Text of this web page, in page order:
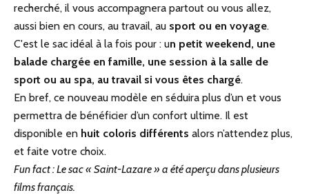
recherché, il vous accompagnera partout ou vous allez,
aussi bien en cours, au travail, au sport ou en voyage.
C'est le sac idéal à la fois pour : un petit weekend, une
balade chargée en famille, une session à la salle de
sport ou au spa, au travail si vous êtes chargé.
En bref, ce nouveau modèle en séduira plus d’un et vous
permettra de bénéficier d’un confort ultime. Il est
disponible en huit coloris différents alors n’attendez plus,
et faite votre choix.
Fun fact : Le sac « Saint-Lazare » a été aperçu dans plusieurs
films français.